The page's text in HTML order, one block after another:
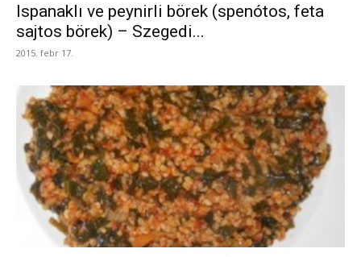
Ispanaklı ve peynirli börek (spenótos, feta
sajtos börek) – Szegedi...
2015. febr 17.